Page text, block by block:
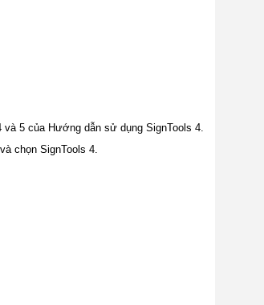
5 của Hướng dẫn sử dụng SignTools 4.
chọn SignTools 4.